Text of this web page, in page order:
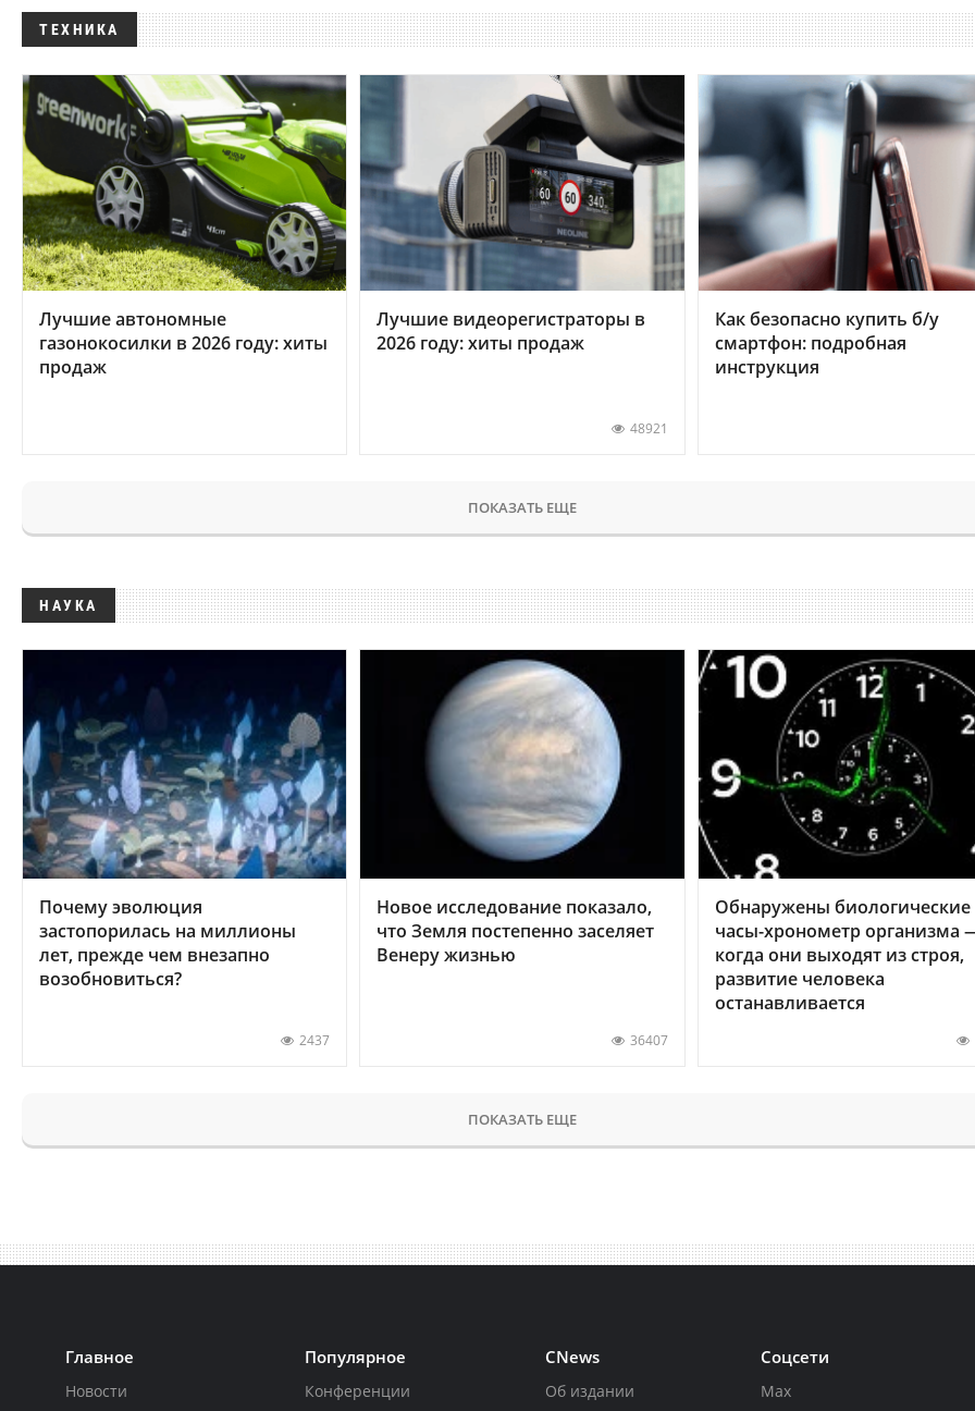
ТЕХНИКА
Лучшие автономные
газонокосилки в 2026 году: хиты
продаж
Лучшие видеорегистраторы в
2026 году: хиты продаж
48921
Как безопасно купить б/у
смартфон: подробная
инструкция
ПОКАЗАТЬ ЕЩЕ
НАУКА
Почему эволюция
застопорилась на миллионы
лет, прежде чем внезапно
возобновиться?
2437
Новое исследование показало,
что Земля постепенно заселяет
Венеру жизнью
36407
Обнаружены биологические
часы-хронометр организма
когда они выходят из строя,
развитие человека
останавливается
ПОКАЗАТЬ ЕЩЕ
Главное
Новости
Популярное
Конференции
CNews
Об издании
Соцсети
Max